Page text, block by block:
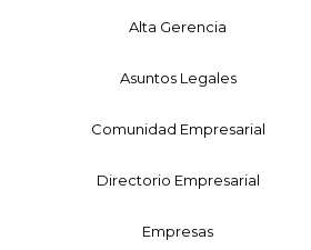
Alta Gerencia
Asuntos Legales
Comunidad Empresarial
Directorio Empresarial
Empresas